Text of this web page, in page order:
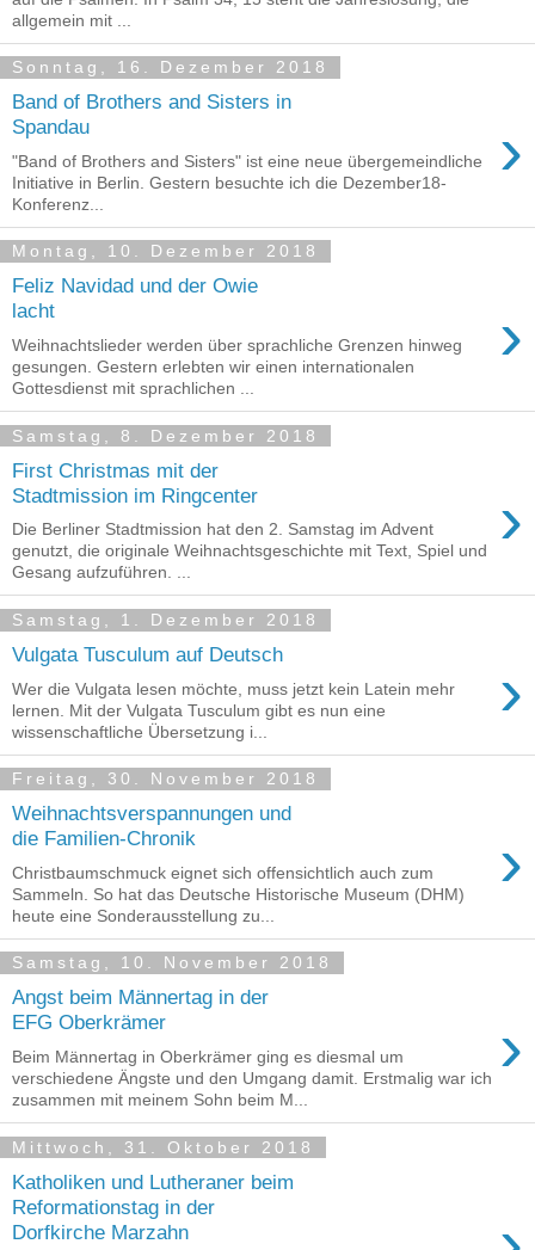
allgemein mit ...
Sonntag, 16. Dezember 2018
Band of Brothers and Sisters in
Spandau
›
"Band of Brothers and Sisters" ist eine neue übergemeindliche
Initiative in Berlin. Gestern besuchte ich die Dezember18-
Konferenz...
Montag, 10. Dezember 2018
Feliz Navidad und der Owie
lacht
›
Weihnachtslieder werden über sprachliche Grenzen hinweg
gesungen. Gestern erlebten wir einen internationalen
Gottesdienst mit sprachlichen ...
Samstag, 8. Dezember 2018
First Christmas mit der
Stadtmission im Ringcenter
›
Die Berliner Stadtmission hat den 2. Samstag im Advent
genutzt, die originale Weihnachtsgeschichte mit Text, Spiel und
Gesang aufzuführen. ...
Samstag, 1. Dezember 2018
Vulgata Tusculum auf Deutsch ›
Wer die Vulgata lesen möchte, muss jetzt kein Latein mehr
lernen. Mit der Vulgata Tusculum gibt es nun eine
wissenschaftliche Übersetzung i...
Freitag, 30. November 2018
Weihnachtsverspannungen und
die Familien-Chronik
›
Christbaumschmuck eignet sich offensichtlich auch zum
Sammeln. So hat das Deutsche Historische Museum (DHM)
heute eine Sonderausstellung zu...
Samstag, 10. November 2018
Angst beim Männertag in der
EFG Oberkrämer
›
Beim Männertag in Oberkrämer ging es diesmal um
verschiedene Ängste und den Umgang damit. Erstmalig war ich
zusammen mit meinem Sohn beim M...
Mittwoch, 31. Oktober 2018
Katholiken und Lutheraner beim
Reformationstag in der
Dorfkirche Marzahn